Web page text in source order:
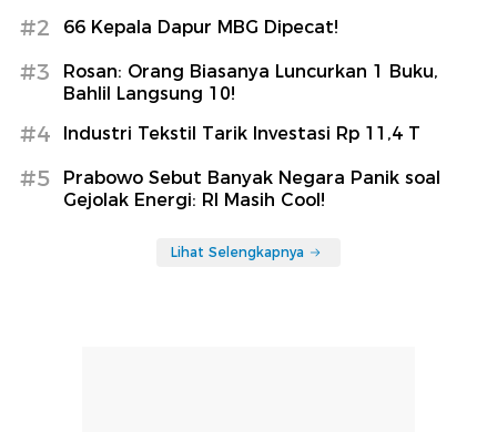
#2 66 Kepala Dapur MBG Dipecat!
#3
Rosan: Orang Biasanya Luncurkan 1 Buku,
Bahlil Langsung 10!
#4 Industri Tekstil Tarik Investasi Rp 11,4 T
#5
Prabowo Sebut Banyak Negara Panik soal
Gejolak Energi: RI Masih Cool!
Lihat Selengkapnya